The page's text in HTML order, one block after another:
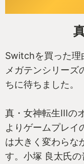
Switchを買った理
メガテンシリーズ
ちに待ちました。
真・女神転生IIIの
よりゲームプレイ
は大きく変わらな
す。小塚 良太氏